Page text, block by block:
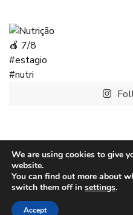
®iFasting Jejum
informativo e não substitui
We are using cookies to give
website.
You can find out more about
switch them off in settings.
Accept